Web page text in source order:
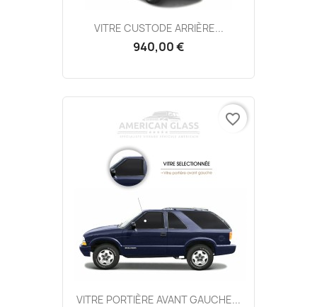
VITRE CUSTODE ARRIÈRE...
940,00 €
VITRE PORTIÈRE AVANT GAUCHE...
favorite_border